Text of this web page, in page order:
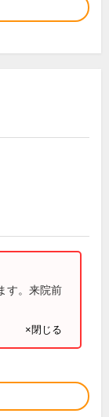
す。来院前
×閉じる